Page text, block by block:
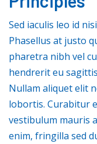
Sed iaculis leo id
Phasellus at justo
pharetra nibh vel
hendrerit eu
Nullam aliquet elit
lobortis. Curabitur
vestibulum mauris
enim, fringilla sed